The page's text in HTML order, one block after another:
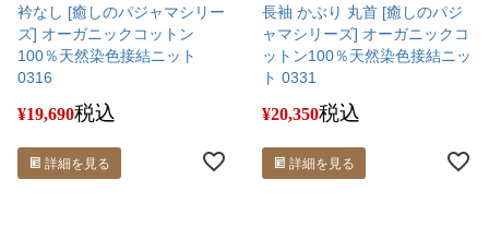
衿なし [癒しのパジャマシリー
ズ] オーガニックコットン
100％天然染色接結ニット
0316
¥19,690税込
詳細を見る
長袖 かぶり 丸首 [癒しのパジ
ャマシリーズ] オーガニックコ
ットン100％天然染色接結ニッ
ト 0331
¥20,350税込
詳細を見る